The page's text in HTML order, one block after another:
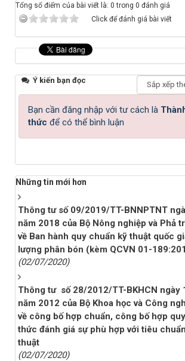
Tổng số điểm của bài viết là: 0 trong 0 đánh giá
Click để đánh giá bài viết
Ý kiến bạn đọc
Bạn cần đăng nhập với tư cách là
thức để có thể bình luận
Những tin mới hơn
Thông tư số 09/2019/TT-BNNPTNT
năm 2018 của Bộ Nông nghiệp và Phả
về Ban hành quy chuẩn kỹ thuật quốc
lượng phân bón (kèm QCVN 01-
(02/07/2020)
Thông tư số 28/2012/TT-BKHCN ngày
năm 2012 của Bộ Khoa học và Công
về công bố hợp chuẩn, công bố hợp
thức đánh giá sự phù hợp với tiêu
thuật
(02/07/2020)